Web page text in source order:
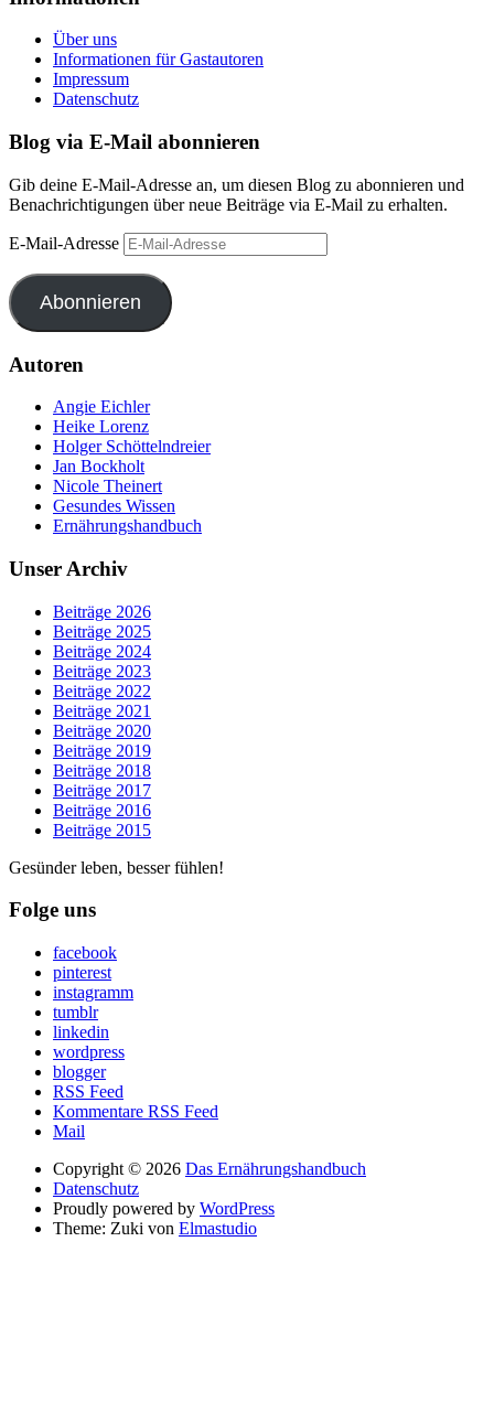
Über uns
Informationen für Gastautoren
Impressum
Datenschutz
Blog via E-Mail abonnieren
Gib deine E-Mail-Adresse an, um diesen Blog zu abonnieren und
Benachrichtigungen über neue Beiträge via E-Mail zu erhalten.
E-Mail-Adresse
Abonnieren
Autoren
Angie Eichler
Heike Lorenz
Holger Schöttelndreier
Jan Bockholt
Nicole Theinert
Gesundes Wissen
Ernährungshandbuch
Unser Archiv
Beiträge 2026
Beiträge 2025
Beiträge 2024
Beiträge 2023
Beiträge 2022
Beiträge 2021
Beiträge 2020
Beiträge 2019
Beiträge 2018
Beiträge 2017
Beiträge 2016
Beiträge 2015
Gesünder leben, besser fühlen!
Folge uns
facebook
pinterest
instagramm
tumblr
linkedin
wordpress
blogger
RSS Feed
Kommentare RSS Feed
Mail
Copyright © 2026 Das Ernährungshandbuch
Datenschutz
Proudly powered by WordPress
Theme: Zuki von Elmastudio